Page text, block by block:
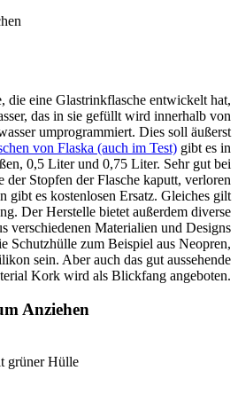
die eine Glastrinkflasche entwickelt hat,
das in sie gefüllt wird innerhalb von
umprogrammiert. Dies soll äußerst
von Flaska (auch im Test) gibt es in
0,5 Liter und 0,75 Liter. Sehr gut bei
der Stopfen der Flasche kaputt, verloren
gibt es kostenlosen Ersatz. Gleiches gilt
Der Herstelle bietet außerdem diverse
verschiedenen Materialien und Designs
Schutzhülle zum Beispiel aus Neopren,
sein. Aber auch das gut aussehende
Kork wird als Blickfang angeboten.
Anziehen
grüner Hülle